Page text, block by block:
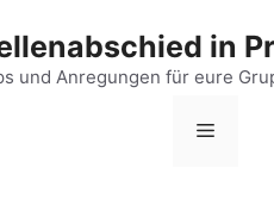
in
und Anregungen für eure
Menü